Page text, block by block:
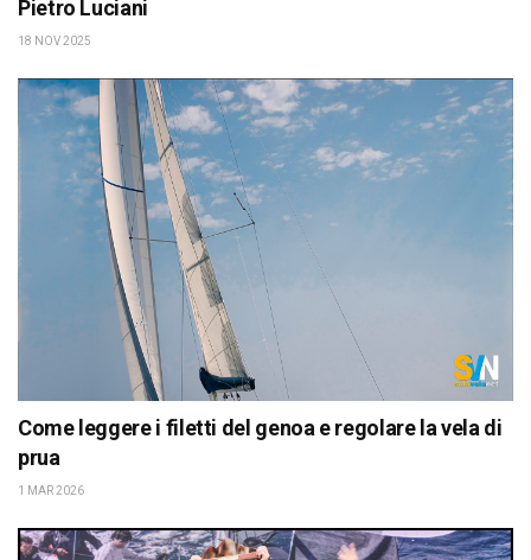
Pietro Luciani
18 NOV 2025
Come leggere i filetti del genoa e regolare la vela di
prua
1 MAR 2026